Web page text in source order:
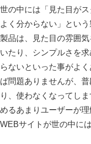
世の中には「見た目が
よく分からない」とい
製品は、見た目の雰囲
いたり、シンプルさを
らないといった事がよ
ば問題ありませんが、
り、使わなくなってし
めるあまりユーザーが
WEBサイトが世の中に